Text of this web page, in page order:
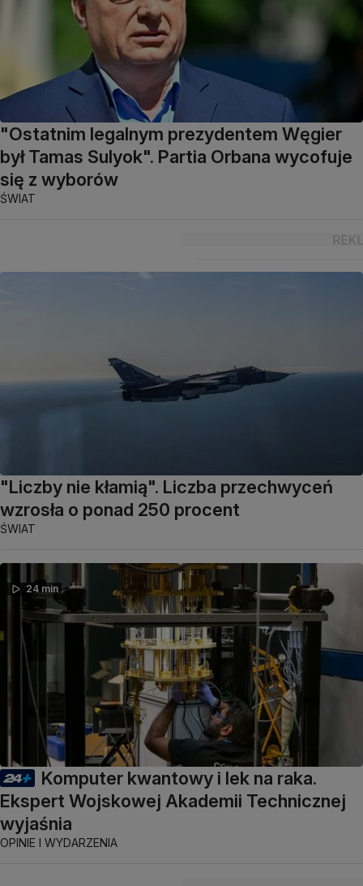
"Ostatnim legalnym prezydentem Węgier
był Tamas Sulyok". Partia Orbana wycofuje
się z wyborów
ŚWIAT
"Liczby nie kłamią". Liczba przechwyceń
wzrosła o ponad 250 procent
ŚWIAT
24 min
Komputer kwantowy i lek na raka.
Ekspert Wojskowej Akademii Technicznej
wyjaśnia
OPINIE I WYDARZENIA